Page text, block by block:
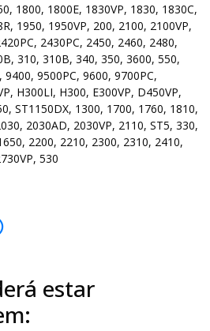
1800, 1800E, 1830VP, 1830, 1830C,
1950, 1950VP, 200, 2100, 2100VP,
2430PC, 2450, 2460, 2480,
310, 310B, 340, 350, 3600, 550,
9400, 9500PC, 9600, 9700PC,
H300LI, H300, E300VP, D450VP,
ST1150DX, 1300, 1700, 1760, 1810,
2030AD, 2030VP, 2110, ST5, 330,
2200, 2210, 2300, 2310, 2410,
530
estar